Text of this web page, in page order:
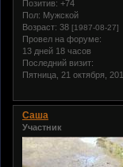
Позитив: +74
Пол: Мужской
Возраст: 38 [1987-08-27]
Провел на форуме:
13 дней 18 часов
Последний визит:
Пятница, 21 октября,
Саша
Участник